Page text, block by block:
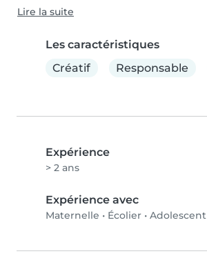
Lire la suite
Les caractéristiques
Créatif
Responsable
Expérience
> 2 ans
Expérience avec
Maternelle • Écolier • Adolescent